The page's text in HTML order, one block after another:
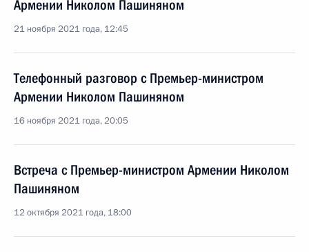
Армении Николом Пашиняном
21 ноября 2021 года, 12:45
Телефонный разговор с Премьер-министром
Армении Николом Пашиняном
16 ноября 2021 года, 20:05
Встреча с Премьер-министром Армении Николом
Пашиняном
12 октября 2021 года, 18:00